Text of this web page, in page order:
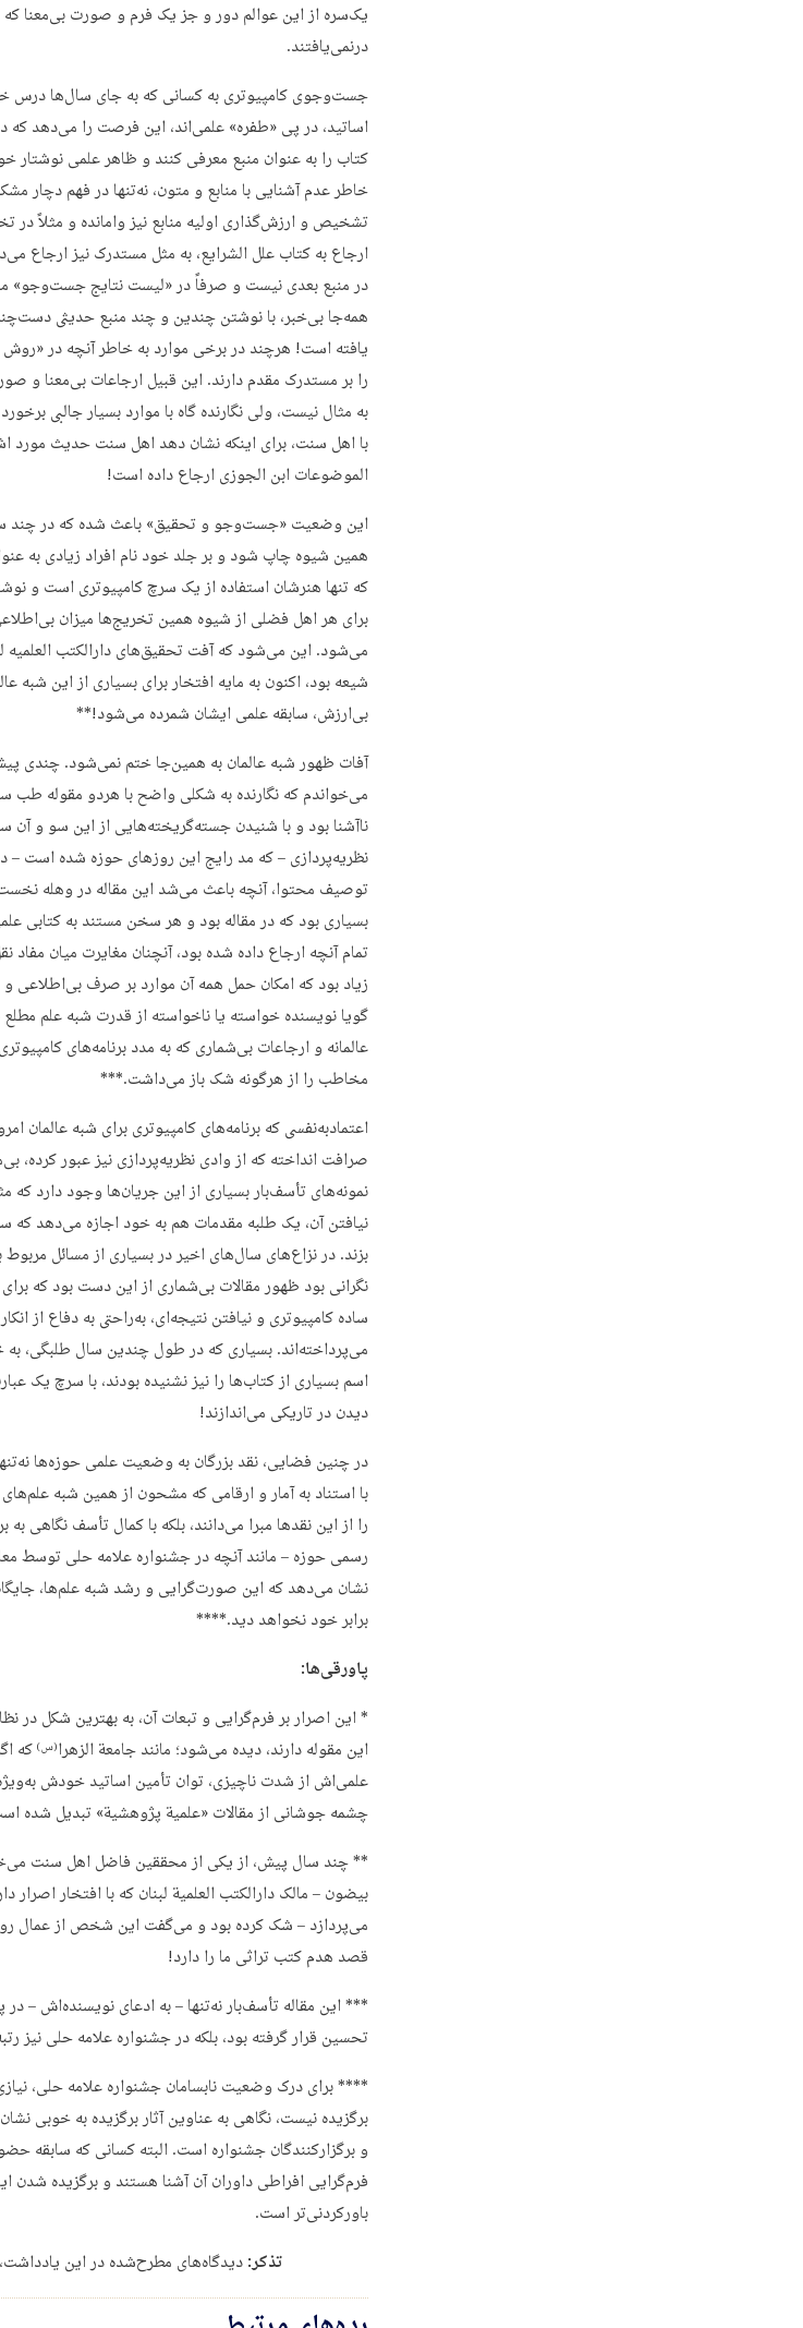
یک‌سره از این عوالم دور و جز یک فرم و صورت بی‌معنا که
درنمی‌یافتند.
جست‌وجوی کامپیوتری به کسانی که به جای سال‌ها درس
اساتید، در پی «طفره» علمی‌اند، این فرصت را می‌دهد
کتاب را به ‌عنوان منبع معرفی کنند و ظاهر علمی نوشتار
خاطر عدم آشنایی با منابع و متون، نه‌تنها در فهم دچار
تشخیص و ارزش‌گذاری اولیه منابع نیز وامانده و مثلاً در
ارجاع به کتاب علل الشرایع، به مثل مستدرک نیز ارجاع
در منبع بعدی نیست و صرفاً در «لیست نتایج جست‌وجو»
همه‌جا بی‌خبر، با نوشتن چندین و چند منبع حدیثی
یافته است! هرچند در برخی موارد به خاطر آنچه در
را بر مستدرک مقدم دارند. این قبیل ارجاعات بی‌معنا و
به مثال نیست، ولی نگارنده گاه با موارد بسیار جالبی
با اهل سنت، برای اینکه نشان دهد اهل سنت حدیث مورد
الموضوعات ابن الجوزی ارجاع داده است!
این وضعیت «جست‌وجو و تحقیق» باعث شده که در چند
همین شیوه چاپ شود و بر جلد خود نام افراد زیادی به
که تنها هنرشان استفاده از یک سرچ کامپیوتری است و
برای هر اهل فضلی از شیوه همین تخریج‌ها میزان
می‌شود. این می‌شود که آفت تحقیق‌های دارالکتب
شیعه بود، اکنون به مایه افتخار برای بسیاری از این شبه
بی‌ارزش، سابقه علمی ایشان شمرده می‌شود!**
آفات ظهور شبه عالمان به همین‌جا ختم نمی‌شود. چندی
می‌خواندم که نگارنده به شکلی واضح با هردو مقوله طب
ناآشنا بود و با شنیدن جسته‌گریخته‌هایی از این سو و
نظریه‌پردازی – که مد رایج این روزهای حوزه شده است –
توصیف محتوا، آنچه باعث می‌شد این مقاله در وهله نخست
بسیاری بود که در مقاله بود و هر سخن مستند به کتابی
تمام آنچه ارجاع داده شده بود، آنچنان مغایرت میان
زیاد بود که امکان حمل همه آن موارد بر صرف بی‌اطلاعی و
گویا نویسنده خواسته یا ناخواسته از قدرت شبه علم
عالمانه و ارجاعات بی‌شماری که به مدد برنامه‌های
مخاطب را از هرگونه شک باز ‌می‌داشت.***
اعتمادبه‌نفسی که برنامه‌های کامپیوتری برای شبه عالمان
صرافت انداخته که از وادی نظریه‌پردازی نیز عبور کرده،
نمونه‌های تأسف‌بار بسیاری از این جریان‌ها وجود دارد
نیافتن آن، یک طلبه مقدمات هم به خود اجازه می‌دهد که
بزند. در نزاع‌های سال‌های اخیر در بسیاری از مسائل مربوط
نگرانی بود ظهور مقالات بی‌شماری از این دست بود که
ساده کامپیوتری و نیافتن نتیجه‌ای، به‌راحتی به دفاع از
می‌پرداخته‌اند. بسیاری که در طول چندین سال طلبگی،
اسم بسیاری از کتاب‌ها را نیز نشنیده بودند، با سرچ یک
دیدن در تاریکی می‌اندازند!
در چنین فضایی، نقد بزرگان به وضعیت علمی حوزه‌ها
با استناد به آمار و ارقامی که مشحون از همین شبه
را از این نقدها مبرا می‌دانند، بلکه با کمال تأسف نگاهی
رسمی حوزه – مانند آنچه در جشنواره علامه حلی توسط
نشان می‌دهد که این صورت‌گرایی و رشد شبه علم‌ها،
برابر خود نخواهد دید.****
پاورقی‌ها:
* این اصرار بر فرم‌گرایی و تبعات آن، به بهترین شکل در
این مقوله دارند، دیده می‌شود؛ مانند جامعة الزهرا(س)که
علمی‌اش از شدت ناچیزی، توان تأمین اساتید خودش
چشمه جوشانی از مقالات «علمیة پژوهشیة» تبدیل شده
** چند سال پیش، از یکی از محققین فاضل اهل سنت
بیضون – مالک دارالکتب العلمیة لبنان که با افتخار
می‌پردازد – شک کرده بود و می‌گفت این شخص از عمال
قصد هدم کتب تراثی ما را دارد!
*** این مقاله تأسف‌بار نه‌تنها – به ادعای نویسنده‌اش –
تحسین قرار گرفته بود، بلکه در جشنواره علامه حلی نیز
**** برای درک وضعیت نابسامان جشنواره علامه حلی،
برگزیده نیست، نگاهی به عناوین آثار برگزیده به خوبی
و برگزارکنندگان جشنواره است. البته کسانی که سابقه
فرم‌گرایی افراطی داوران آن آشنا هستند و برگزیده شدن
باورکردنی‌تر است.
تذکر:دیدگاه‌های مطرح‌شده در این